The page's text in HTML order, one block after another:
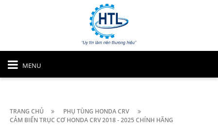
MENU
TRANG CHỦ
PHỤ TÙNG HONDA CRV
CẢM BIẾN TRỤC CƠ HONDA CRV 2018 - 2025 CHÍNH HÃNG